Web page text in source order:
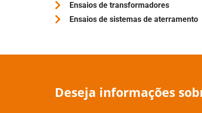
Ensaios de transformadores
Ensaios de sistemas de aterramento
Deseja informações